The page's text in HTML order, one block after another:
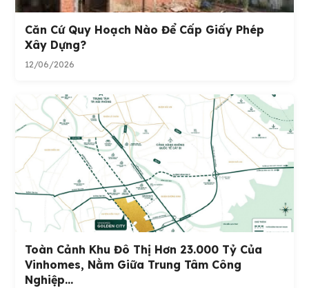
Căn Cứ Quy Hoạch Nào Để Cấp Giấy Phép
Xây Dựng?
12/06/2026
Toàn Cảnh Khu Đô Thị Hơn 23.000 Tỷ Của
Vinhomes, Nằm Giữa Trung Tâm Công
Nghiệp...